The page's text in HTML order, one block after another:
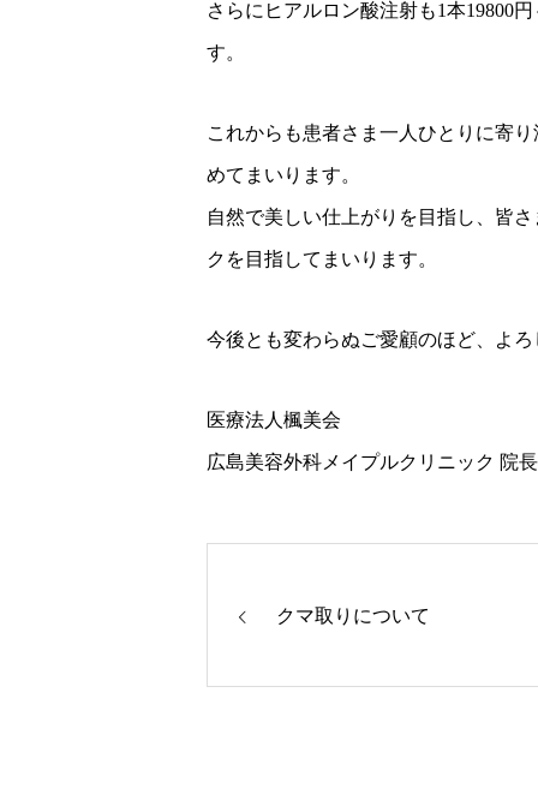
さらにヒアルロン酸注射も1本19800
す。
これからも患者さま一人ひとりに寄
めてまいります。
自然で美しい仕上がりを目指し、皆
クを目指してまいります。
今後とも変わらぬご愛顧のほど、よ
医療法人楓美会
広島美容外科メイプルクリニック 院
クマ取りについて